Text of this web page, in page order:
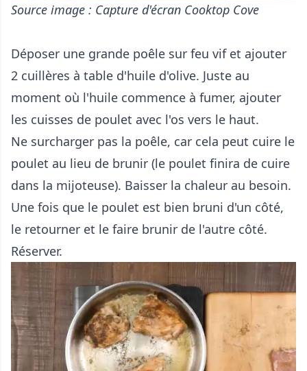
Source image : Capture d'écran Cooktop Cove
Déposer une grande poêle sur feu vif et ajouter
2 cuillères à table d'huile d'olive. Juste au
moment où l'huile commence à fumer, ajouter
les cuisses de poulet avec l'os vers le haut.
Ne surcharger pas la poêle, car cela peut cuire le
poulet au lieu de brunir (le poulet finira de cuire
dans la mijoteuse). Baisser la chaleur au besoin.
Une fois que le poulet est bien bruni d'un côté,
le retourner et le faire brunir de l'autre côté.
Réserver.